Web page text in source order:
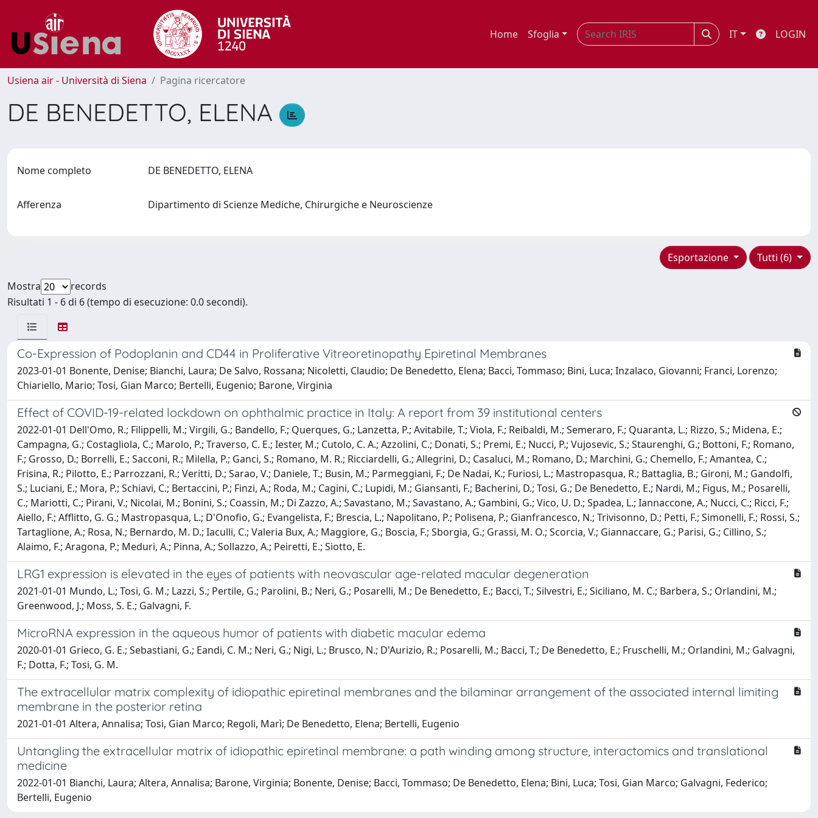
Home Sfoglia IT LOGIN
Usiena air - Università di Siena Pagina ricercatore
DE BENEDETTO, ELENA
Nome completo DE BENEDETTO, ELENA
Afferenza Dipartimento di Scienze Mediche, Chirurgiche e Neuroscienze
Tutti (6)
Esportazione
Mostra
records
Risultati 1 - 6 di 6 (tempo di esecuzione: 0.0 secondi).
Co-Expression of Podoplanin and CD44 in Proliferative Vitreoretinopathy Epiretinal Membranes
2023-01-01 Bonente, Denise; Bianchi, Laura; De Salvo, Rossana; Nicoletti, Claudio; De Benedetto, Elena; Bacci, Tommaso; Bini, Luca; Inzalaco, Giovanni; Franci, Lorenzo;
Chiariello, Mario; Tosi, Gian Marco; Bertelli, Eugenio; Barone, Virginia
Effect of COVID-19-related lockdown on ophthalmic practice in Italy: A report from 39 institutional centers
2022-01-01 Dell'Omo, R.; Filippelli, M.; Virgili, G.; Bandello, F.; Querques, G.; Lanzetta, P.; Avitabile, T.; Viola, F.; Reibaldi, M.; Semeraro, F.; Quaranta, L.; Rizzo, S.; Midena, E.;
Campagna, G.; Costagliola, C.; Marolo, P.; Traverso, C. E.; Iester, M.; Cutolo, C. A.; Azzolini, C.; Donati, S.; Premi, E.; Nucci, P.; Vujosevic, S.; Staurenghi, G.; Bottoni, F.; Romano,
F.; Grosso, D.; Borrelli, E.; Sacconi, R.; Milella, P.; Ganci, S.; Romano, M. R.; Ricciardelli, G.; Allegrini, D.; Casaluci, M.; Romano, D.; Marchini, G.; Chemello, F.; Amantea, C.;
Frisina, R.; Pilotto, E.; Parrozzani, R.; Veritti, D.; Sarao, V.; Daniele, T.; Busin, M.; Parmeggiani, F.; De Nadai, K.; Furiosi, L.; Mastropasqua, R.; Battaglia, B.; Gironi, M.; Gandolfi,
S.; Luciani, E.; Mora, P.; Schiavi, C.; Bertaccini, P.; Finzi, A.; Roda, M.; Cagini, C.; Lupidi, M.; Giansanti, F.; Bacherini, D.; Tosi, G.; De Benedetto, E.; Nardi, M.; Figus, M.; Posarelli,
C.; Mariotti, C.; Pirani, V.; Nicolai, M.; Bonini, S.; Coassin, M.; Di Zazzo, A.; Savastano, M.; Savastano, A.; Gambini, G.; Vico, U. D.; Spadea, L.; Iannaccone, A.; Nucci, C.; Ricci, F.;
Aiello, F.; Afflitto, G. G.; Mastropasqua, L.; D'Onofio, G.; Evangelista, F.; Brescia, L.; Napolitano, P.; Polisena, P.; Gianfrancesco, N.; Trivisonno, D.; Petti, F.; Simonelli, F.; Rossi, S.;
Tartaglione, A.; Rosa, N.; Bernardo, M. D.; Iaculli, C.; Valeria Bux, A.; Maggiore, G.; Boscia, F.; Sborgia, G.; Grassi, M. O.; Scorcia, V.; Giannaccare, G.; Parisi, G.; Cillino, S.;
Alaimo, F.; Aragona, P.; Meduri, A.; Pinna, A.; Sollazzo, A.; Peiretti, E.; Siotto, E.
LRG1 expression is elevated in the eyes of patients with neovascular age-related macular degeneration
2021-01-01 Mundo, L.; Tosi, G. M.; Lazzi, S.; Pertile, G.; Parolini, B.; Neri, G.; Posarelli, M.; De Benedetto, E.; Bacci, T.; Silvestri, E.; Siciliano, M. C.; Barbera, S.; Orlandini, M.;
Greenwood, J.; Moss, S. E.; Galvagni, F.
MicroRNA expression in the aqueous humor of patients with diabetic macular edema
2020-01-01 Grieco, G. E.; Sebastiani, G.; Eandi, C. M.; Neri, G.; Nigi, L.; Brusco, N.; D'Aurizio, R.; Posarelli, M.; Bacci, T.; De Benedetto, E.; Fruschelli, M.; Orlandini, M.; Galvagni,
F.; Dotta, F.; Tosi, G. M.
The extracellular matrix complexity of idiopathic epiretinal membranes and the bilaminar arrangement of the associated internal limiting
membrane in the posterior retina
2021-01-01 Altera, Annalisa; Tosi, Gian Marco; Regoli, Marì; De Benedetto, Elena; Bertelli, Eugenio
Untangling the extracellular matrix of idiopathic epiretinal membrane: a path winding among structure, interactomics and translational
medicine
2022-01-01 Bianchi, Laura; Altera, Annalisa; Barone, Virginia; Bonente, Denise; Bacci, Tommaso; De Benedetto, Elena; Bini, Luca; Tosi, Gian Marco; Galvagni, Federico;
Bertelli, Eugenio